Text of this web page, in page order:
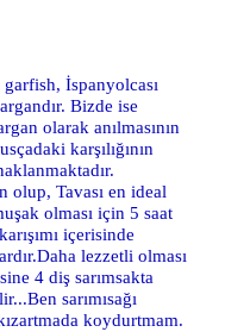
garfish, İspanyolcası
Bizde ise
olarak anılmasının
karşılığının
olup, Tavası en ideal
olması için 5 saat
içerisinde
lezzetli olması
4 diş sarımsakta
sarımısağı
koydurtmam.